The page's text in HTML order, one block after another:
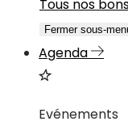
Tous nos
Fermer sous-
Agenda
Evénements